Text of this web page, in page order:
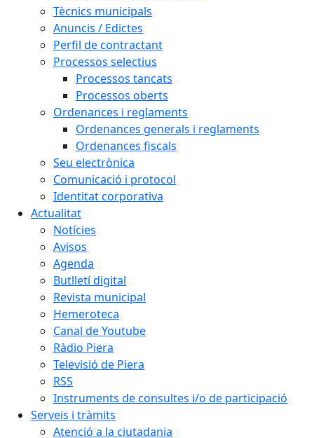
Tècnics municipals
Anuncis / Edictes
Perfil de contractant
Processos selectius
Processos tancats
Processos oberts
Ordenances i reglaments
Ordenances generals i reglaments
Ordenances fiscals
Seu electrònica
Comunicació i protocol
Identitat corporativa
Actualitat
Notícies
Avisos
Agenda
Butlletí digital
Revista municipal
Hemeroteca
Canal de Youtube
Ràdio Piera
Televisió de Piera
RSS
Instruments de consultes i/o de participació
Serveis i tràmits
Atenció a la ciutadania